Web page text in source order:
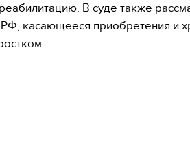
В суде также
РФ, касающееся приобретения и